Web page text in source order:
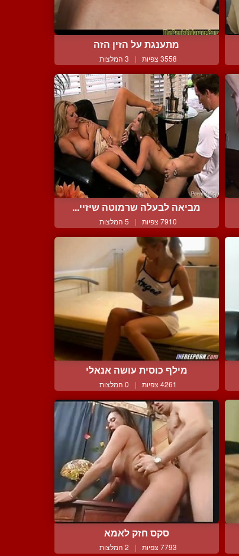
מתענגת על הזין הזה
3558 צפיות | 3 המלצות
מביאה לבעלה שרמוטה שיזיי...
7910 צפיות | 5 המלצות
מילף כוסית עושה אנאלי
4261 צפיות | 0 המלצות
סקס חזק לאמא
7793 צפיות | 2 המלצות